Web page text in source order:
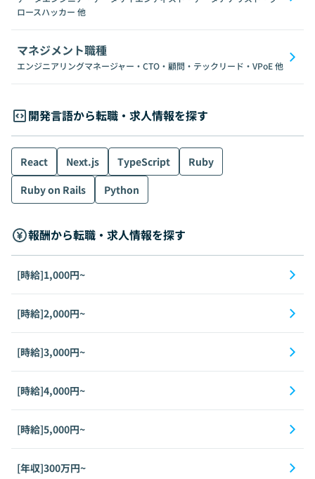
ロースハッカー 他
マネジメント職種
エンジニアリングマネージャー・CTO・顧問・テックリード・VPoE他
開発言語から転職・求人情報を探す
React Next.js TypeScript
Ruby
Ruby on Rails
Python
報酬から転職・求人情報を探す
[時給]1,000円~
[時給]2,000円~
[時給]3,000円~
[時給]4,000円~
[時給]5,000円~
[年収]300万円~